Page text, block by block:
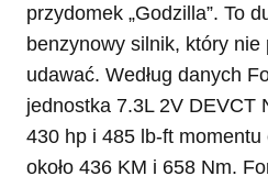
przydomek „Godzilla”. To
benzynowy silnik, który nie
udawać. Według danych
jednostka 7.3L 2V DEVCT
430 hp i 485 lb-ft
około 436 KM i 658 Nm.